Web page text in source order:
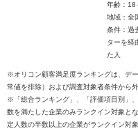
年齢：18
地域：全
条件：過
ターを経
た人
※オリコン顧客満足度ランキングは、デ
常値を排除）および調査対象者条件から
※「総合ランキング」、「評価項目別」
数を満たした企業のみランクイン対象と
定人数の半数以上の企業がランクイン対象